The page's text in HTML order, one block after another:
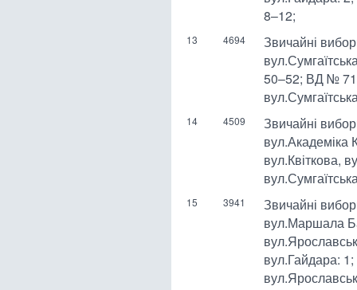
8–12;
13 4694
Звичайні
50–52; ВД №
14 4509
Звичайні
вул.Квіткова,
15 3941
Звичайні
вул.Маршала
вул.Гайдара: